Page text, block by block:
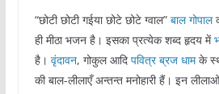
“छोटी छोटी गईया छोटे छोटे ग्वाल” बाल गोपाल
ही मीठा भजन है। इसका प्रत्येक शब्द हृदय में
है। वृंदावन, गोकुल आदि पवित्र ब्रज धामके
की बाल-लीलाएँ अन्तन्त मनोहारी हैं। इन